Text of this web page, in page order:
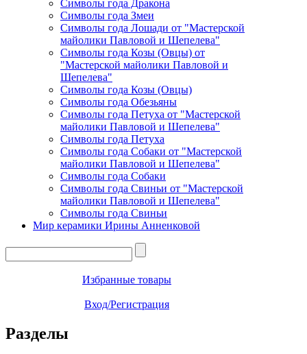
Символы года Дракона
Символы года Змеи
Символы года Лошади от "Мастерской
майолики Павловой и Шепелева"
Символы года Козы (Овцы) от
"Мастерской майолики Павловой и
Шепелева"
Символы года Козы (Овцы)
Символы года Обезьяны
Символы года Петуха от "Мастерской
майолики Павловой и Шепелева"
Символы года Петуха
Символы года Собаки от "Мастерской
майолики Павловой и Шепелева"
Символы года Собаки
Символы года Свиньи от "Мастерской
майолики Павловой и Шепелева"
Символы года Свиньи
Мир керамики Ирины Анненковой
Избранные товары
Вход/Регистрация
Разделы